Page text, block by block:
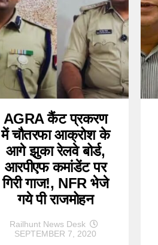
AGRA कैंट प्रकरण
में चौतरफा आक्रोश के
आगे झुका रेलवे बोर्ड,
आरपीएफ कमांडेंट पर
गिरी गाज!, NFR भेजे
गये पी राजमोहन
Railhunt News Desk
SEPTEMBER 7, 2020